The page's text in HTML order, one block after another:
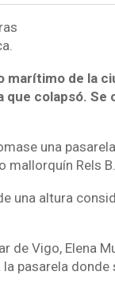
marítimo de la
que colapsó. Se
una
mallorquín Rels B.
una altura
de Vigo, Elena
pasarela donde